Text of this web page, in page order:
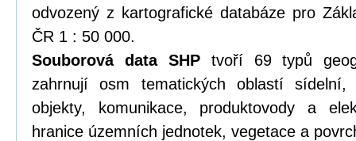
odvozený z kartografické databáze pro
ČR 1 : 50 000.
Souborová data SHPtvoří 69 typů
zahrnují osm tematických oblastí sídelní,
objekty, komunikace, produktovody a
hranice územních jednotek, vegetace a